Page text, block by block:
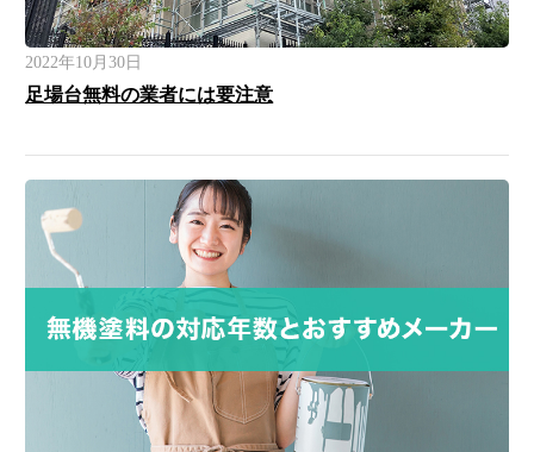
2022年10月30日
足場台無料の業者には要注意